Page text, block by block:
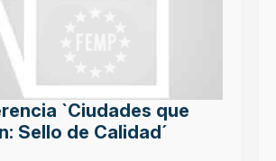
`Ciudades que
Sello de Calidad´